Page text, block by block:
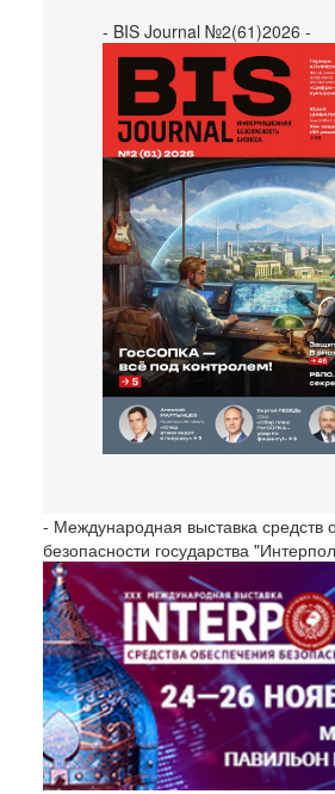
- BIS Journal №2(61)2026 -
- Международная выставка средств
безопасности государства